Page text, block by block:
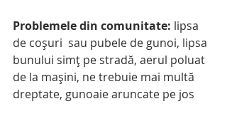
Problemele din comunitate: lipsa
de coşuri  sau pubele de gunoi, lipsa
bunului simţ pe stradă, aerul poluat
de la maşini, ne trebuie mai multă
dreptate, gunoaie aruncate pe jos